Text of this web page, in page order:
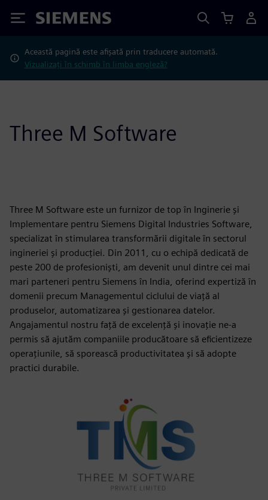
Siemens
Această pagină este afișată prin traducere automată.
Vizualizați în schimb în limba engleză?
Three M Software
Three M Software este un furnizor de top în Inginerie și
Implementare pentru Siemens Digital Industries Software,
specializat în stimularea transformării digitale în sectorul
ingineriei și producției. Din 2011, cu o echipă dedicată de
peste 200 de profesioniști, am devenit unul dintre cei mai
mari parteneri pentru Siemens în India, oferind expertiză în
domenii precum Managementul ciclului de viață al
produselor, automatizarea și gestionarea datelor.
Angajamentul nostru față de excelență și inovație ne-a
permis să ajutăm companiile producătoare să eficientizeze
operațiunile, să sporească productivitatea și să adopte
practici durabile.